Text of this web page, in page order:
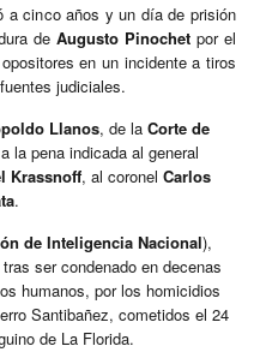
a cinco años y un día de prisión
deAugusto Pinochet por el
en un incidente a tiros
judiciales.
Llanos, de la Corte de
la pena indicada al general
Krassnoff, al coronel Carlos
.
de Inteligencia Nacional),
ser condenado en decenas
humanos, por los homicidios
Santibañez, cometidos el 24
de La Florida.